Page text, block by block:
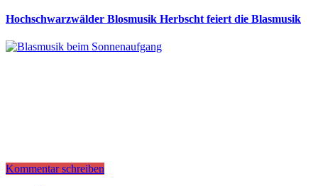
Hochschwarzwälder Blosmusik Herbscht feiert die Blasmusik
Kommentar schreiben